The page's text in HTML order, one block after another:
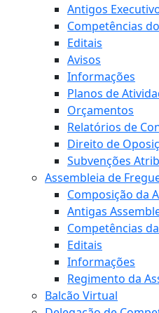
Antigos
Competências
Editais
Avisos
Informações
Planos de
Orçamentos
Relatórios de
Direito de
Subvenções
Assembleia de
Composição da
Antigas
Competências
Editais
Informações
Regimento da
Balcão Virtual